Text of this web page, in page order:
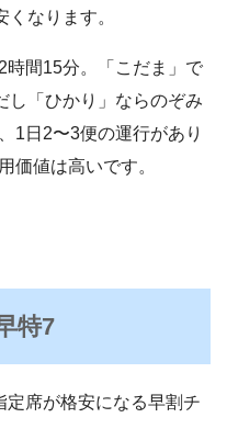
くなります。
時間15分。「こだま」で
し「ひかり」ならのぞみ
1日2〜3便の運行があり
価値は高いです。
特7
席が格安になる早割チ